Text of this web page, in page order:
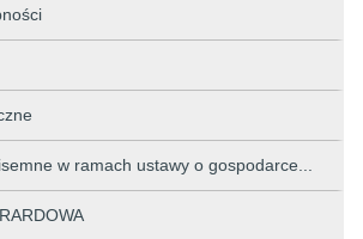
w ramach ustawy o gospodarce...